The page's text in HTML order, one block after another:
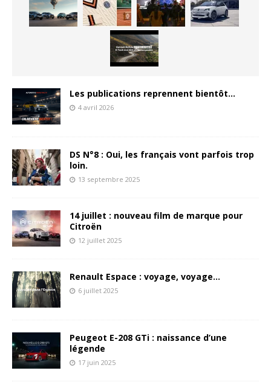
Les publications reprennent bientôt…
4 avril 2026
DS N°8 : Oui, les français vont parfois trop
loin.
13 septembre 2025
14 juillet : nouveau film de marque pour
Citroën
12 juillet 2025
Renault Espace : voyage, voyage…
6 juillet 2025
Peugeot E-208 GTi : naissance d’une
légende
17 juin 2025